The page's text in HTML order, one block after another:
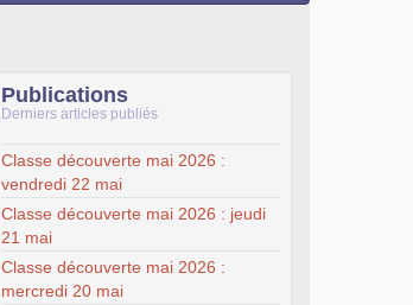
Publications
Derniers articles publiés
Classe découverte mai 2026 :
vendredi 22 mai
Classe découverte mai 2026 : jeudi
21 mai
Classe découverte mai 2026 :
mercredi 20 mai